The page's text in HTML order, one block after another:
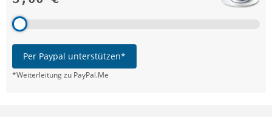
Per Paypal unterstützen*
*Weiterleitung zu PayPal.Me